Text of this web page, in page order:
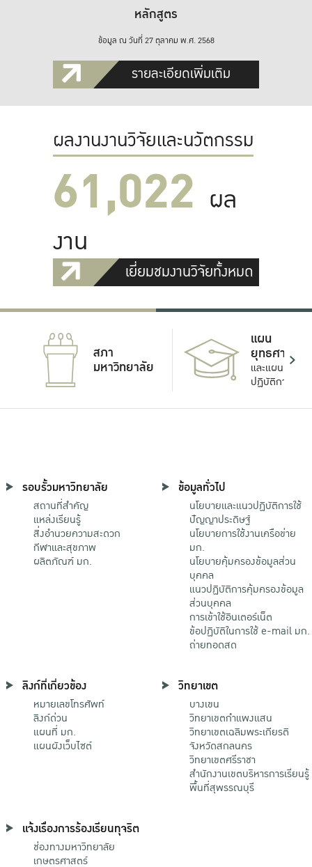
หลักสูตร
ข้อมูล ณ วันที่ 27 ตุลาคม พ.ศ. 2568
รายละเอียดเพิ่มเติม
ผลงานงานวิจัยและนวัตกรรม
61,022 ผล
งาน
เยี่ยมชมงานวิจัยทั้งหมด
สภา
มหาวิทยาลัย
แผน
ยุทธศาสตร์
และแผน
ปฏิบัติการ
รอบรั้วมหาวิทยาลัย
สถานที่สำคัญ
แหล่งเรียนรู้
สิ่งอำนวยความสะดวก
กีฬาและสุขภาพ
ผลิตภัณฑ์ มก.
ข้อมูลทั่วไป
นโยบายและแนวปฏิบัติการใช้
ปัญญาประดิษฐ์
นโยบายการใช้งานเครือข่าย
มก.
นโยบายคุ้มครองข้อมูลส่วน
บุคคล
แนวปฏิบัติการคุ้มครองข้อมูล
ส่วนบุคคล
การเข้าใช้อินเตอร์เน็ต
ข้อปฏิบัติในการใช้ e-mail มก.
ถ่ายทอดสด
ลิงก์ที่เกี่ยวข้อง
หมายเลขโทรศัพท์
ลิงก์ด่วน
แผนที่ มก.
แผนผังเว็บไซต์
วิทยาเขต
บางเขน
วิทยาเขตกําแพงแสน
วิทยาเขตเฉลิมพระเกียรติ
จังหวัดสกลนคร
วิทยาเขตศรีราชา
สำนักงานเขตบริหารการเรียนรู้
พื้นที่สุพรรณบุรี
แจ้งเรื่องการร้องเรียนทุจริต
ช่องทางมหาวิทยาลัย
เกษตรศาสตร์